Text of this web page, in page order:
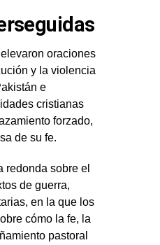
oraciones
y la violencia
e
cristianas
forzado,
de su fe.
redonda sobre el
de guerra,
en la que los
cómo la fe, la
pastoral